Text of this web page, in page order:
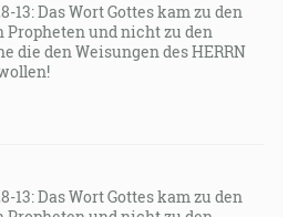
13: Das Wort Gottes kam zu den
Propheten und nicht zu den
die den Weisungen des HERRN
13: Das Wort Gottes kam zu den